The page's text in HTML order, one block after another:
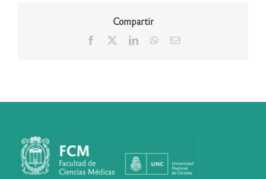
Compartir
Facebook LinkedInWhatsApp
Correo